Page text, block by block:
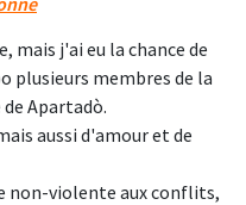
mais j'ai eu la chance de
plusieurs membres de la
Apartadò.
aussi d'amour et de
non-violente aux conflits,